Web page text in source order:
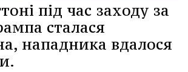
під час заходу за
сталася
нападника вдалося